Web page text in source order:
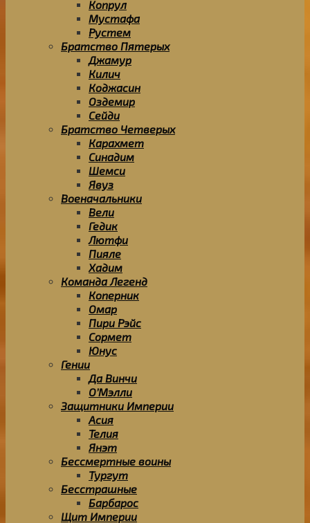
Копрул
Мустафа
Рустем
Братство Пятерых
Джамур
Килич
Коджасин
Оздемир
Сейди
Братство Четверых
Карахмет
Синадим
Шемси
Явуз
Военачальники
Вели
Гедик
Лютфи
Пияле
Хадим
Команда Легенд
Коперник
Омар
Пири Рэйс
Сормет
Юнус
Гении
Да Винчи
О’Мэлли
Защитники Империи
Асия
Телия
Янэт
Бессмертные воины
Тургут
Бесстрашные
Барбарос
Щит Империи